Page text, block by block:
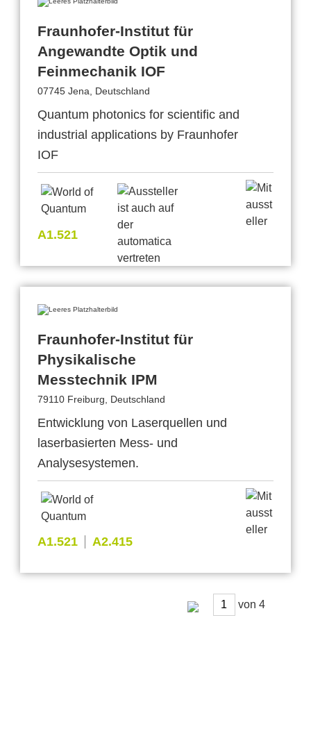
Fraunhofer-Institut für
Angewandte Optik und
Feinmechanik IOF
07745 Jena, Deutschland
Quantum photonics for scientific and
industrial applications by Fraunhofer
IOF
A1.521
Fraunhofer-Institut für
Physikalische
Messtechnik IPM
79110 Freiburg, Deutschland
Entwicklung von Laserquellen und
laserbasierten Mess- und
Analysesystemen.
A1.521 A2.415
von